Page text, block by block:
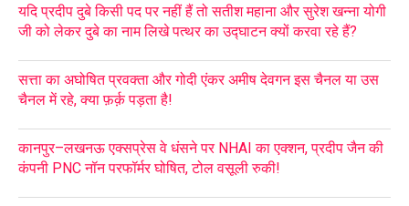
यदि प्रदीप दुबे किसी पद पर नहीं हैं तो सतीश महाना और सुरेश खन्ना योगी
जी को लेकर दुबे का नाम लिखे पत्थर का उद्घाटन क्यों करवा रहे हैं?
सत्ता का अघोषित प्रवक्ता और गोदी एंकर अमीष देवगन इस चैनल या उस
चैनल में रहे, क्या फ़र्क़ पड़ता है!
कानपुर–लखनऊ एक्सप्रेस वे धंसने पर NHAI का एक्शन, प्रदीप जैन की
कंपनी PNC नॉन परफॉर्मर घोषित, टोल वसूली रुकी!